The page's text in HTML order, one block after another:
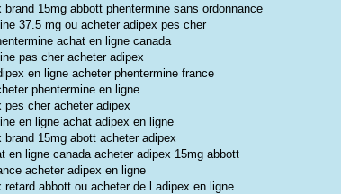
brand 15mg abbott phentermine sans ordonnance
37.5 mg ou acheter adipex pes cher
achat en ligne canada
pas cher acheter adipex
en ligne acheter phentermine france
phentermine en ligne
pes cher acheter adipex
en ligne achat adipex en ligne
brand 15mg abott acheter adipex
en ligne canada acheter adipex 15mg abbott
acheter adipex en ligne
retard abbott ou acheter de l adipex en ligne